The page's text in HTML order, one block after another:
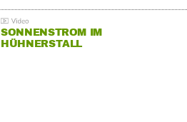
SONNENSTROM IM
HÜHNERSTALL